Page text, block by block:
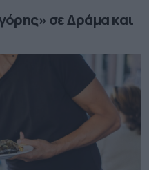
σε Δράμα και